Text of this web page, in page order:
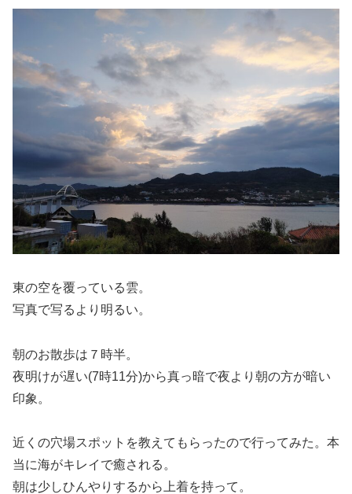
東の空を覆っている雲。
写真で写るより明るい。
朝のお散歩は７時半。
夜明けが遅い(7時11分)から真っ暗で夜より朝の方が暗い
印象。
近くの穴場スポットを教えてもらったので行ってみた。本
当に海がキレイで癒される。
朝は少しひんやりするから上着を持って。